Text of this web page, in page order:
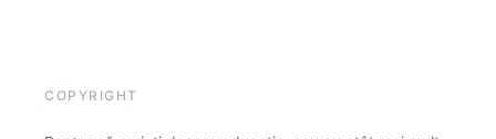
COPYRIGHT